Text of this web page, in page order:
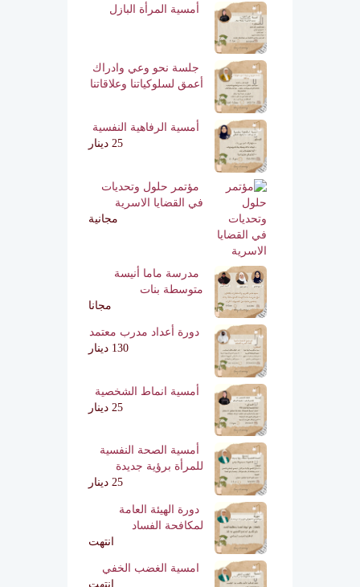
أمسية المرأة البازل
جلسة نحو وعي وادراك
أعمق لسلوكياتنا وعلاقاتنا
أمسية الرفاهية النفسية
25 دينار
مؤتمر حلول وتحديات
في القضايا الاسرية
مجانية
مدرسة ماما أنيسة
متوسطة بنات
مجانا
دورة أعداد مدرب معتمد
130 دينار
أمسية انماط الشخصية
25 دينار
أمسية الصحة النفسية
للمرأة برؤية جديدة
25 دينار
دورة الهيئة العامة
لمكافحة الفساد
انتهت
امسية الغضب الخفي
انتهت